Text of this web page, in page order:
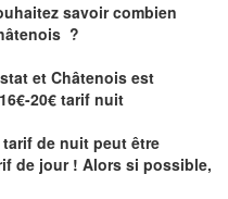
savoircombien
?
et Châtenois est
20€ tarif nuit
de nuit peut être
de jour ! Alors si possible,